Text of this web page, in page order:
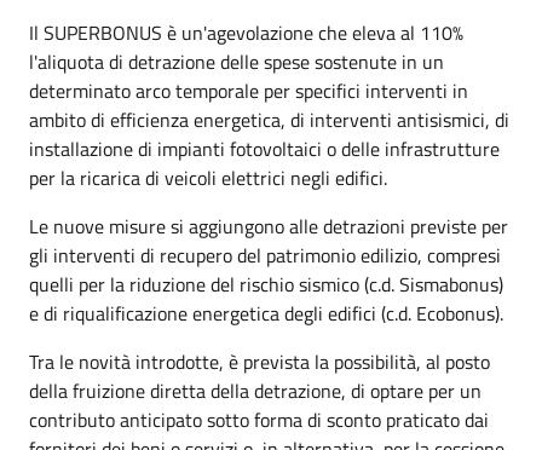
Il SUPERBONUS è un'agevolazione che eleva al 110%
l'aliquota di detrazione delle spese sostenute in un
determinato arco temporale per specifici interventi in
ambito di efficienza energetica, di interventi antisismici, di
installazione di impianti fotovoltaici o delle infrastrutture
per la ricarica di veicoli elettrici negli edifici.
Le nuove misure si aggiungono alle detrazioni previste per
gli interventi di recupero del patrimonio edilizio, compresi
quelli per la riduzione del rischio sismico (c.d. Sismabonus)
e di riqualificazione energetica degli edifici (c.d. Ecobonus).
Tra le novità introdotte, è prevista la possibilità, al posto
della fruizione diretta della detrazione, di optare per un
contributo anticipato sotto forma di sconto praticato dai